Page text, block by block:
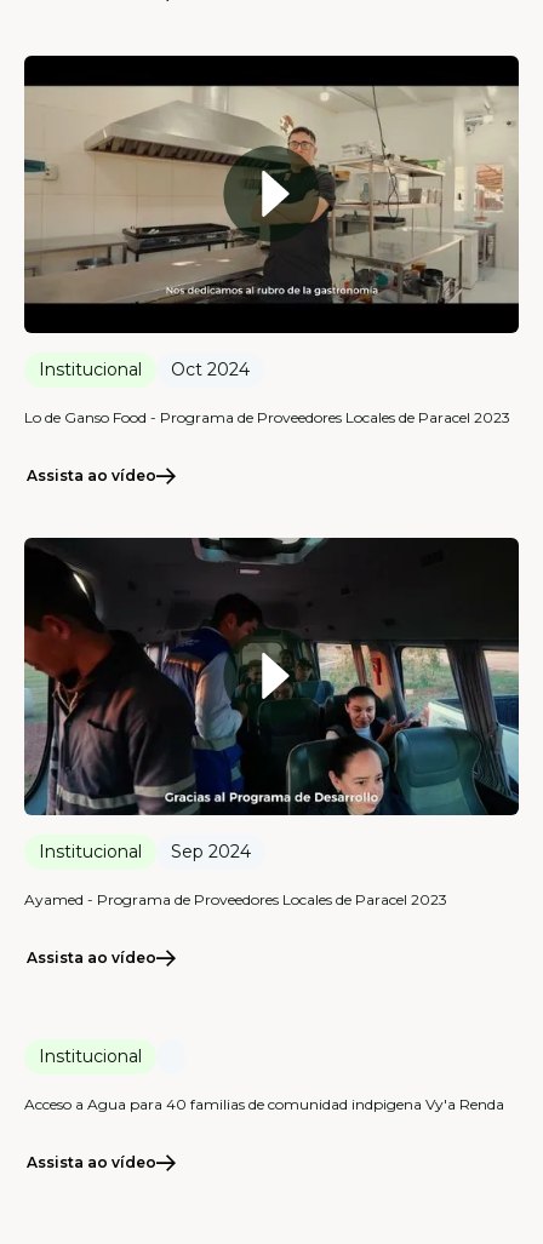
Institucional Oct 2024
Lo de Ganso Food - Programa de Proveedores Locales de Paracel 2023
Assista ao vídeo
Institucional Sep 2024
Ayamed - Programa de Proveedores Locales de Paracel 2023
Assista ao vídeo
Institucional
Acceso a Agua para 40 familias de comunidad indpigena Vy'a Renda
Assista ao vídeo